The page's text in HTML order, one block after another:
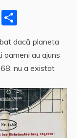
X
rt
aj
a
z
ă
dacă planeta
au ajuns
nu a existat